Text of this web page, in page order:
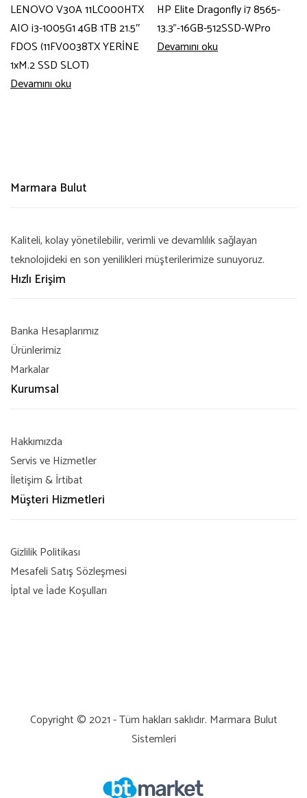
LENOVO V30A 11LC000HTX
AIO i3-1005G1 4GB 1TB 21.5″
FDOS (11FV0038TX YERİNE
1xM.2 SSD SLOT)
Devamını oku
HP Elite Dragonfly i7 8565-
13.3”-16GB-512SSD-WPro
Devamını oku
Marmara Bulut
Kaliteli, kolay yönetilebilir, verimli ve devamlılık sağlayan
teknolojideki en son yenilikleri müşterilerimize sunuyoruz.
Hızlı Erişim
Banka Hesaplarımız
Ürünlerimiz
Markalar
Kurumsal
Hakkımızda
Servis ve Hizmetler
İletişim & İrtibat
Müşteri Hizmetleri
Gizlilik Politikası
Mesafeli Satış Sözleşmesi
İptal ve İade Koşulları
Copyright © 2021 - Tüm hakları saklıdır. Marmara Bulut
Sistemleri